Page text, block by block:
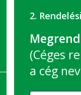
2.
(Céges
a cég